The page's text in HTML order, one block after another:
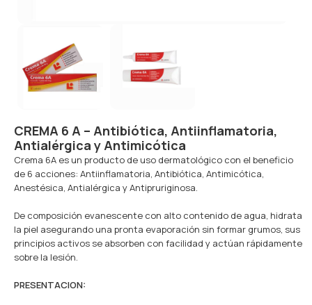
CREMA 6 A – Antibiótica, Antiinflamatoria,
Antialérgica y Antimicótica
Crema 6A es un producto de uso dermatológico con el beneficio
de 6 acciones: Antiinflamatoria, Antibiótica, Antimicótica,
Anestésica, Antialérgica y Antipruriginosa.
De composición evanescente con alto contenido de agua, hidrata
la piel asegurando una pronta evaporación sin formar grumos, sus
principios activos se absorben con facilidad y actúan rápidamente
sobre la lesión.
PRESENTACION: